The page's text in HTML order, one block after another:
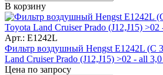
В корзину
Арт.: E1242L
Фильтр воздушный Hengst E1242L (C
Land Cruiser Prado (J12,J15) >02 - all
Цена по запросу